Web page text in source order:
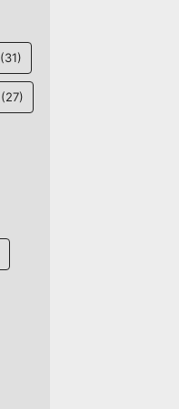
(31)
(27)